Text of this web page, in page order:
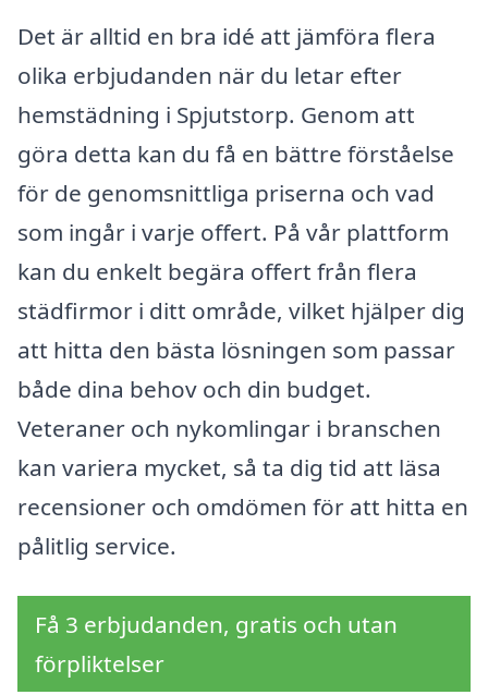
Det är alltid en bra idé att jämföra flera
olika erbjudanden när du letar efter
hemstädning i Spjutstorp. Genom att
göra detta kan du få en bättre förståelse
för de genomsnittliga priserna och vad
som ingår i varje offert. På vår plattform
kan du enkelt begära offert från flera
städfirmor i ditt område, vilket hjälper dig
att hitta den bästa lösningen som passar
både dina behov och din budget.
Veteraner och nykomlingar i branschen
kan variera mycket, så ta dig tid att läsa
recensioner och omdömen för att hitta en
pålitlig service.
Få 3 erbjudanden, gratis och utan
förpliktelser